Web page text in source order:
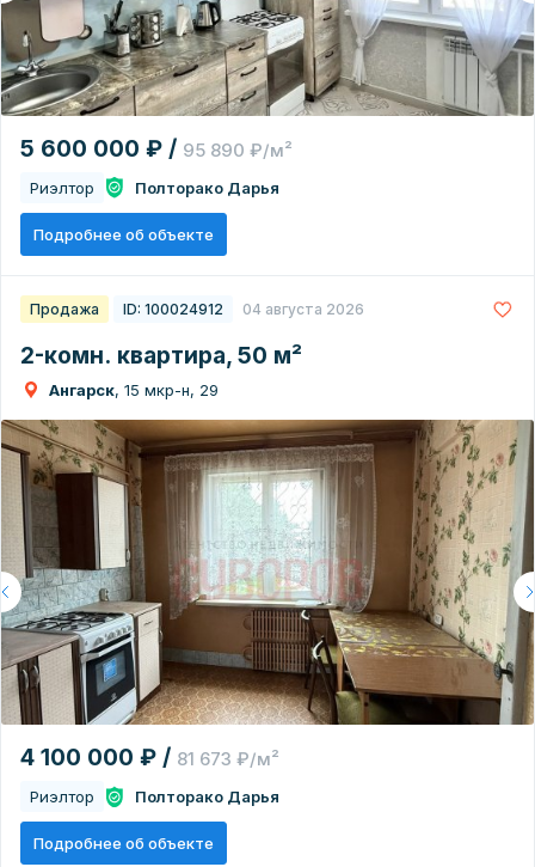
5 600 000 ₽ / 95 890 ₽/м²
Риэлтор Полторако Дарья
Подробнее об объекте
Продажа ID: 100024912 04 августа 2026
2-комн. квартира, 50 м²
Ангарск, 15 мкр-н, 29
4 100 000 ₽ / 81 673 ₽/м²
Риэлтор Полторако Дарья
Подробнее об объекте